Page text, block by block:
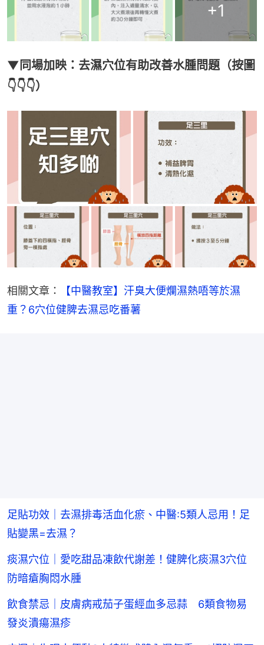
+1
▼同場加映：去濕穴位有助改善水腫問題（按圖
👇👇👇）
相關文章：
【中醫教室】汗臭大便爛濕熱唔等於濕
重？6穴位健脾去濕忌吃番薯
足貼功效｜去濕排毒活血化瘀、中醫:5類人忌用！足
貼變黑=去濕？
痰濕穴位｜愛吃甜品凍飲代謝差！健脾化痰濕3穴位
防暗瘡胸悶水腫
飲食禁忌｜皮膚病戒茄子蛋經血多忌蒜 6類食物易
發炎潰瘍濕疹